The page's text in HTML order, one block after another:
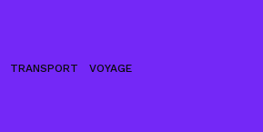
TRANSPORT VOYAGE